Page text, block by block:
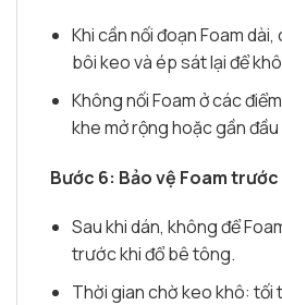
Khi cần nối đoạn Foam
bôi keo và ép sát lại để
Không nối Foam ở các
khe mở rộng hoặc gần
Bước 6: Bảo vệ Foam
Sau khi dán, không để
trước khi đổ bê tông.
Thời gian chờ keo khô: tối